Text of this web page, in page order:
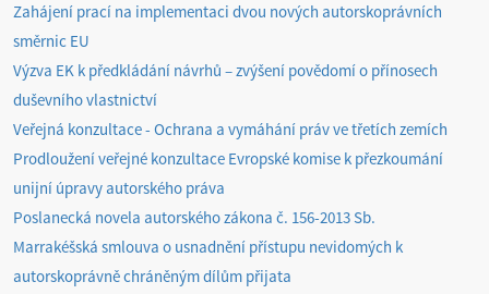
Zahájení prací na implementaci dvou nových autorskoprávních
směrnic EU
Výzva EK k předkládání návrhů – zvýšení povědomí o přínosech
duševního vlastnictví
Veřejná konzultace - Ochrana a vymáhání práv ve třetích zemích
Prodloužení veřejné konzultace Evropské komise k přezkoumání
unijní úpravy autorského práva
Poslanecká novela autorského zákona č. 156-2013 Sb.
Marrakéšská smlouva o usnadnění přístupu nevidomých k
autorskoprávně chráněným dílům přijata